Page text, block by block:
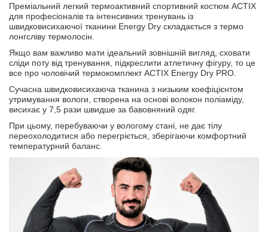
Преміальний легкий термоактивний спортивний костюм ACTIX
для професіоналів та інтенсивних тренувань із
швидковисихаючої тканини Energy Dry складається з термо
лонгсліву термолосін.
Якщо вам важливо мати ідеальний зовнішній вигляд, сховати
сліди поту від тренування, підкреслити атлетичну фігуру, то це
все про чоловічий термокомплект ACTIX Energy Dry PRO.
Сучасна швидковисихаюча тканина з низьким коефіцієнтом
утримування вологи, створена на основі волокон поліаміду,
висихає у 7,5 рази швидше за бавовняний одяг.
При цьому, перебуваючи у вологому стані, не дає тілу
переохолодитися або перегріється, зберігаючи комфортний
температурний баланс.